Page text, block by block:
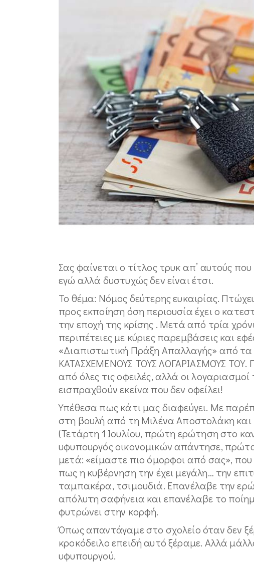
Σας φαίνεται ο τίτλος τρυκ απ’ αυτούς
εγώ αλλά δυστυχώς δεν είναι έτσι.
Το θέμα: Νόμος δεύτερης ευκαιρίας.
προς εκποίηση όση περιουσία έχει ο
την εποχή της κρίσης . Μετά από τρία
περιπέτειες με κύριες παρεμβάσεις και
«Διαπιστωτική Πράξη Απαλλαγής» από
ΚΑΤΑΣΧΕΜΕΝΟΥΣ ΤΟΥΣ ΛΟΓΑΡΙΑΣΜΟΎΣ ΤΟΥ.
από όλες τις οφειλές, αλλά οι
εισπραχθούν εκείνα που δεν οφείλει!
Υπέθεσα πως κάτι μας διαφεύγει. Με
στη βουλή από τη Μιλένα Αποστολάκη
(Τετάρτη 1 Ιουλίου, πρώτη ερώτηση στο
υφυπουργός οικονομικών απάντησε, πρώτα
μετά: «είμαστε πιο όμορφοι από σας», που
πως η κυβέρνηση την έχει μεγάλη… την
ταμπακέρα, τσιμουδιά. Επανέλαβε την
απόλυτη σαφήνεια και επανέλαβε το
φυτρώνει στην κορφή.
Όπως απαντάγαμε στο σχολείο όταν δεν
κροκόδειλο επειδή αυτό ξέραμε. Αλλά
υφυπουργού.